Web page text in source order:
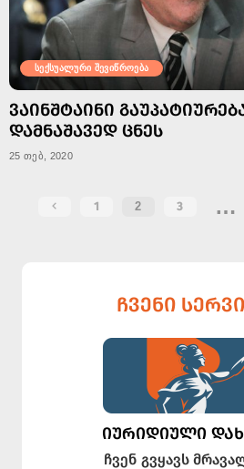
სექსუალური შევიწროება
ᲕᲐᲘᲜᲨᲢᲐᲘᲜᲘ
ᲓᲐᲛᲜᲐᲨᲐᲕᲔᲓ ᲪᲜᲔᲡ
25 თებ, 2020
1 2 3 …
ᲩᲕᲔᲜᲘ
ᲘᲣᲠᲘᲓᲘᲣᲚᲘ
ჩვენ გვყავს